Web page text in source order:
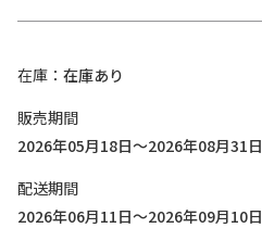
在庫
在庫あり
販売期間
2026年05月18日～2026年08月31日
配送期間
2026年06月11日～2026年09月10日